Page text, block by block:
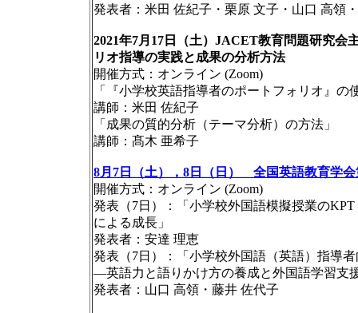
発表者：米田 佐紀子・栗原 文子・山口 高領
2021年7月17日（土）JACET教育問題研究会
リオ指導の実践と成果の分析方法
開催方式：オンライン (Zoom)
「『小学校英語指導者のポートフォリオ』の
講師：米田 佐紀子
「成果の質的分析（テーマ分析）の方法」
講師：髙木 亜希子
8月7日（土），8日（日） 全国英語教育学会
開催方式：オンライン (Zoom)
発表（7日）：「小学校外国語模擬授業の
による成長」
発表者：安達 理恵
発表（7日）：「小学校外国語（英語）指導
―英語力と語りかけ方の養成と外国語学習支
発表者：山口 高領・藤井 佐代子